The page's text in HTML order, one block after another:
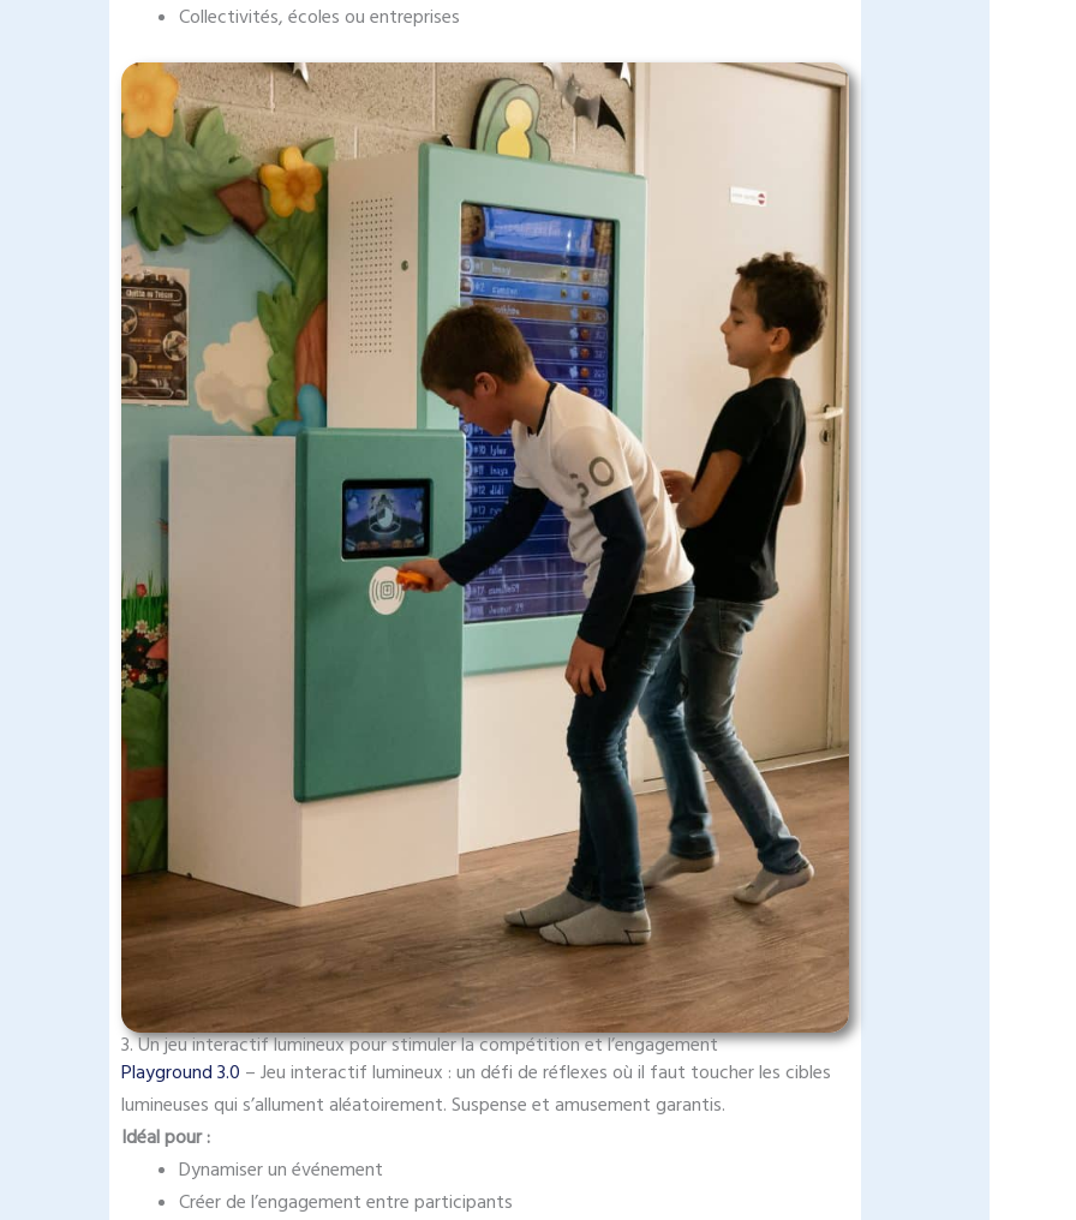
Collectivités, écoles ou entreprises
3. Un jeu interactif lumineux pour stimuler la compétition et l’engagement
Playground 3.0 – Jeu interactif lumineux : un défi de réflexes où il faut toucher les cibles
lumineuses qui s’allument aléatoirement. Suspense et amusement garantis.
Idéal pour :
Dynamiser un événement
Créer de l’engagement entre participants